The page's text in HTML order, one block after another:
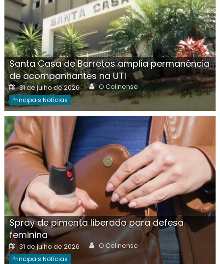
Santa Casa de Barretos amplia permanência
de acompanhantes na UTI
Posted
on
31 de julho de 2026 Author
O Colinense
Principais Notícias
Spray de pimenta liberado para defesa
feminina
Posted
on
31 de julho de 2026 Author
O Colinense
Principais Notícias